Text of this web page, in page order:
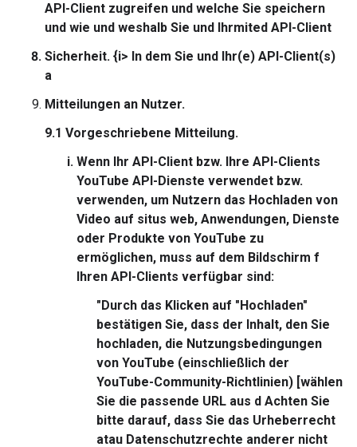
API-Client zugreifen und welche Sie speichern
und wie und weshalb Sie und Ihrmited API-Client
Sicherheit. {i> In dem Sie und Ihr(e) API-Client(s)
a
Mitteilungen an Nutzer.
9.1 Vorgeschriebene Mitteilung.
Wenn Ihr API-Client bzw. Ihre API-Clients
YouTube API-Dienste verwendet bzw.
verwenden, um Nutzern das Hochladen von
Video auf situs web, Anwendungen, Dienste
oder Produkte von YouTube zu
ermöglichen, muss auf dem Bildschirm f
Ihren API-Clients verfügbar sind:
"Durch das Klicken auf "Hochladen"
bestätigen Sie, dass der Inhalt, den Sie
hochladen, die Nutzungsbedingungen
von YouTube (einschließlich der
YouTube-Community-Richtlinien) [wählen
Sie die passende URL aus d Achten Sie
bitte darauf, dass Sie das Urheberrecht
atau Datenschutzrechte anderer nicht